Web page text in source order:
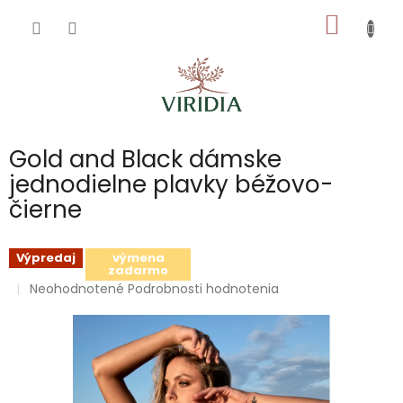
KOŠÍK
Gold and Black dámske
jednodielne plavky béžovo-
čierne
Výpredaj výmena
zadarmo
Priemerné
Neohodnotené Podrobnosti hodnotenia